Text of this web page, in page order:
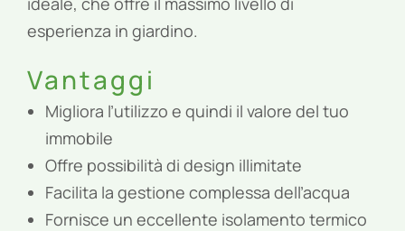
esperienza in giardino.
Vantaggi
Migliora l’utilizzo e quindi il valore del tuo
immobile
Offre possibilità di design illimitate
Facilita la gestione complessa dell’acqua
Fornisce un eccellente isolamento termico